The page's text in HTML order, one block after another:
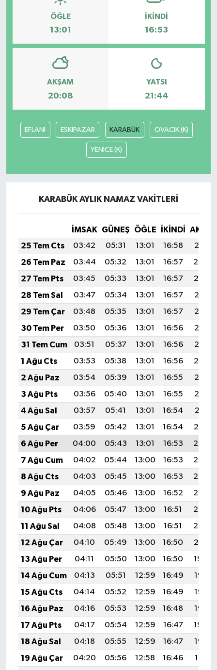
ÖĞLE
13:01
İKINDI
16:53
AKŞAM
20:08
YATSI
21:44
EFLANİ ESKİPAZAR KARABÜK OVACIK (K)
YENİCE (K)
KARABÜK AYLIK NAMAZ VAKITLERI
İMSAK GÜNEŞ ÖĞLE İKINDI
25 Tem Cts
03:42 05:31 13:01 16:58
20:21
26 Tem Paz
03:44 05:32 13:01 16:57
20:20
27 Tem Pts
03:45 05:33 13:01 16:57
20:19
28 Tem Sal
03:47 05:34 13:01 16:57
20:18
29 Tem Çar
03:48 05:35 13:01 16:57
20:17
30 Tem Per
03:50 05:36 13:01 16:56
20:16
31 Tem Cum
03:51 05:37 13:01 16:56
20:15
1 Ağu Cts
03:53 05:38 13:01 16:56
20:14
2 Ağu Paz
03:54 05:39 13:01 16:55
20:13
3 Ağu Pts
03:56 05:40 13:01 16:55
20:12
4 Ağu Sal
03:57 05:41 13:01 16:54
20:11
5 Ağu Çar
03:59 05:42 13:01 16:54
20:10
6 Ağu Per
04:00 05:43 13:01 16:53
20:08
7 Ağu Cum
04:02 05:44 13:00 16:53
20:07
8 Ağu Cts
04:03 05:45 13:00 16:53
20:06
9 Ağu Paz
04:05 05:46 13:00 16:52
20:05
10 Ağu Pts
04:06 05:47 13:00 16:51
20:03
11 Ağu Sal
04:08 05:48 13:00 16:51
20:02
12 Ağu Çar
04:10 05:49 13:00 16:50
20:01
13 Ağu Per
04:11 05:50 13:00 16:50
19:59
14 Ağu Cum
04:13 05:51 12:59 16:49
19:58
15 Ağu Cts
04:14 05:52 12:59 16:49
19:57
16 Ağu Paz
04:16 05:53 12:59 16:48
19:55
17 Ağu Pts
04:17 05:54 12:59 16:47
19:54
18 Ağu Sal
04:18 05:55 12:59 16:47
19:52
19 Ağu Çar
04:20 05:56 12:58 16:46
19:51